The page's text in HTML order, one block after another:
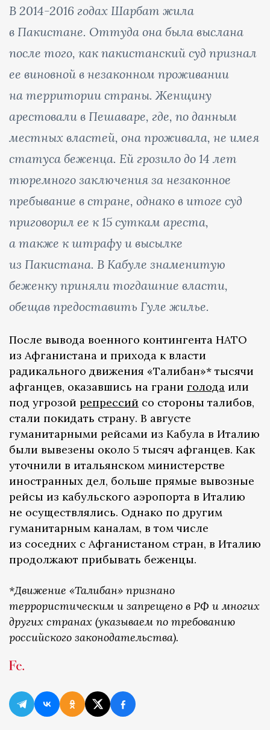
В 2014-2016 годах Шарбат жила
в Пакистане. Оттуда она была выслана
после того, как пакистанский суд признал
ее виновной в незаконном проживании
на территории страны. Женщину
арестовали в Пешаваре, где, по данным
местных властей, она проживала, не имея
статуса беженца. Ей грозило до 14 лет
тюремного заключения за незаконное
пребывание в стране, однако в итоге суд
приговорил ее к 15 суткам ареста,
а также к штрафу и высылке
из Пакистана. В Кабуле знаменитую
беженку приняли тогдашние власти,
обещав предоставить Гуле жилье.
После вывода военного контингента НАТО
из Афганистана и прихода к власти
радикального движения «Талибан»* тысячи
афганцев, оказавшись на грани голода или
под угрозой репрессий со стороны талибов,
стали покидать страну. В августе
гуманитарными рейсами из Кабула в Италию
были вывезены около 5 тысяч афганцев. Как
уточнили в итальянском министерстве
иностранных дел, больше прямые вывозные
рейсы из кабульского аэропорта в Италию
не осуществлялись. Однако по другим
гуманитарным каналам, в том числе
из соседних с Афганистаном стран, в Италию
продолжают прибывать беженцы.
*Движение «Талибан» признано
террористическим и запрещено в РФ и многих
других странах (указываем по требованию
российского законодательства).